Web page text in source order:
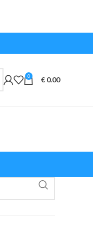
0 € 0.00